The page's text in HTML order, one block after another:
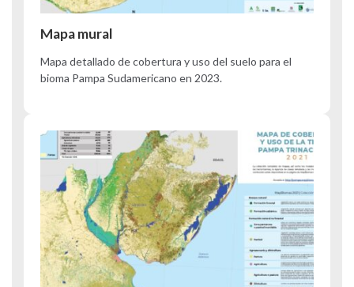
Mapa mural
Mapa detallado de cobertura y uso del suelo para el
bioma Pampa Sudamericano en 2023.